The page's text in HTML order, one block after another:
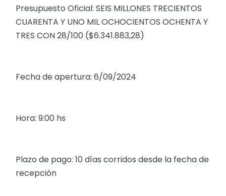
Presupuesto Oficial: SEIS MILLONES TRECIENTOS
CUARENTA Y UNO MIL OCHOCIENTOS OCHENTA Y
TRES CON 28/100 ($6.341.883,28)
Fecha de apertura: 6/09/2024
Hora: 9:00 hs
Plazo de pago: 10 días corridos desde la fecha de
recepción